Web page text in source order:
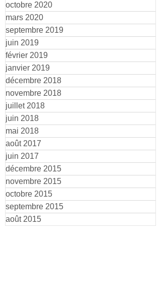
octobre 2020
mars 2020
septembre 2019
juin 2019
février 2019
janvier 2019
décembre 2018
novembre 2018
juillet 2018
juin 2018
mai 2018
août 2017
juin 2017
décembre 2015
novembre 2015
octobre 2015
septembre 2015
août 2015